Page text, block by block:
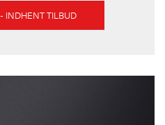
INDHENT TILBUD